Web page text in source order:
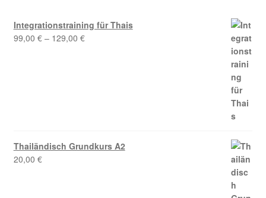
Integrationstraining für Thais
99,00 €– 129,00 €
Thailändisch Grundkurs A2
20,00 €